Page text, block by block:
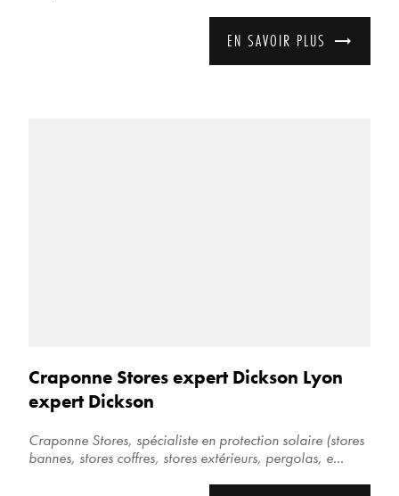
EN SAVOIR PLUS
Craponne Stores expert Dickson Lyon
expert Dickson
Craponne Stores, spécialiste en protection solaire (stores
bannes, stores coffres, stores extérieurs, pergolas, e...